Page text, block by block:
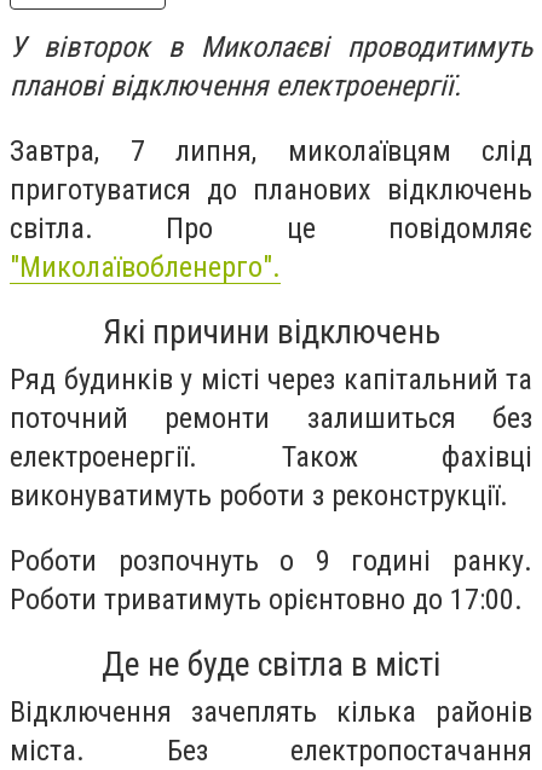
У вівторок в Миколаєві проводитимуть
планові відключення електроенергії.
Завтра, 7 липня, миколаївцям слід
приготуватися до планових відключень
світла. Про це повідомляє
"Миколаївобленерго".
Які причини відключень
Ряд будинків у місті через капітальний та
поточний ремонти залишиться без
електроенергії. Також фахівці
виконуватимуть роботи з реконструкції.
Роботи розпочнуть о 9 годині ранку.
Роботи триватимуть орієнтовно до 17:00.
Де не буде світла в місті
Відключення зачеплять кілька районів
міста. Без електропостачання